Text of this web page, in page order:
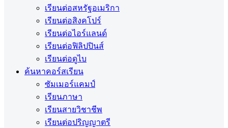
เรียนต่อสหรัฐอเมริกา
เรียนต่อสิงคโปร์
เรียนต่อไอร์แลนด์
เรียนต่อฟิลิปปินส์
เรียนต่อดูไบ
ค้นหาคอร์สเรียน
ซัมเมอร์แคมป์
เรียนภาษา
เรียนสายวิชาชีพ
เรียนต่อปริญญาตรี